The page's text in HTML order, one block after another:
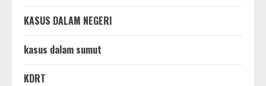
KASUS DALAM NEGERI
kasus dalam sumut
KDRT